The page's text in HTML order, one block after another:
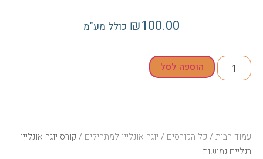
עמוד הבית/ כל הקורסים / יוגה אונליין למתחילים / קורס יוגה אונליין-
רגליים גמישות
₪100.00 כולל מע"מ
הוספה לסל